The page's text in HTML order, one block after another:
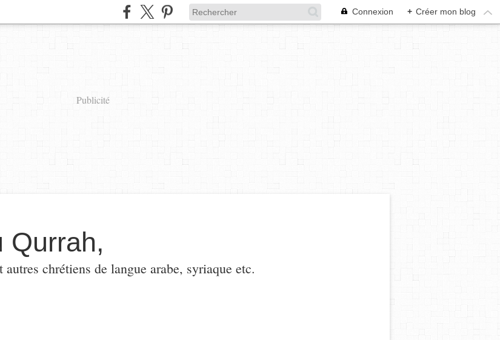
Connexion + Créer mon blog
Publicité
Qurrah,
chrétiens de langue arabe, syriaque etc.